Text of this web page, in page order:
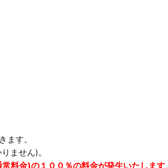
ます。
ません)。
料金)の１００％の料金が発生いたします